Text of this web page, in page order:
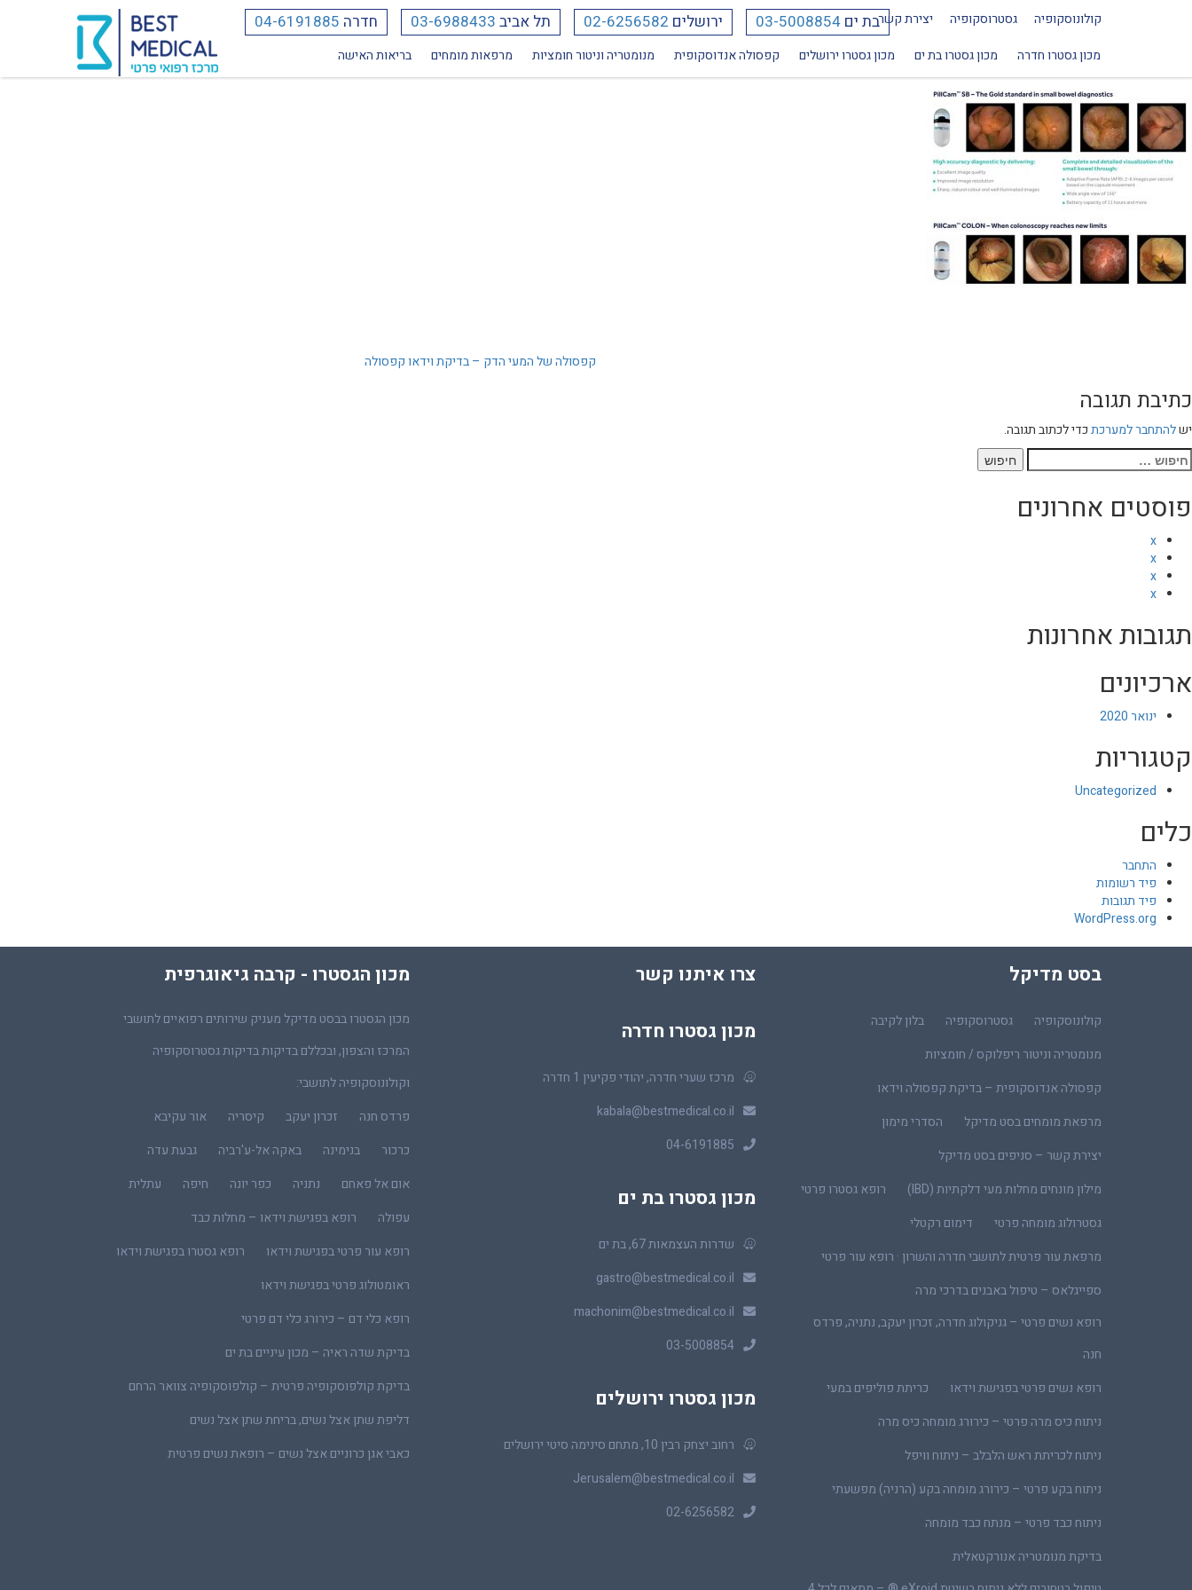
קולונוסקופיה גסטרוסקופיה יצירת קשר חדרה 04-6191885 תל אביב 03-6988433 ירושלים 02-6256582 בת ים 03-5008854
מכון גסטרו חדרה מכון גסטרו בת ים מכון גסטרו ירושלים קפסולה אנדוסקופית מנומטריה וניטור חומציות מרפאות מומחים בריאות האישה קפסולה למעי הדק בסט מדיקל מרכז רפואי פרטי
קפסולה של המעי הדק – בדיקת וידאו קפסולה
כתיבת תגובה
ישלהתחבר למערכתכדי לכתוב תגובה.
חיפוש:
פוסטים אחרונים
x
x
x
x
תגובות אחרונות
ארכיונים
ינואר 2020
קטגוריות
Uncategorized
כלים
התחבר
פיד רשומות
פיד תגובות
WordPress.org
מכון הגסטרו - קרבה גיאוגרפית
מכון הגסטרו בבסט מדיקל מעניק שירותים רפואיים לתושבי
המרכז והצפון, ובכללם בדיקות בדיקות גסטרוסקופיה
וקולונוסקופיה לתושבי:
פרדס חנה
זכרון יעקב קיסריה
אור עקיבא
כרכור
בנימינה באקה אל-ע'רביה
גבעת עדה
אום אל פאחם
נתניה כפר יונה חיפה
עתלית
עפולה
רופא בפגישת וידאו – מחלות כבד
רופא עור פרטי בפגישת וידאו
רופא גסטרו בפגישת וידאו
ראומטולוג פרטי בפגישת וידאו
רופא כלי דם – כירורג כלי דם פרטי
בדיקת שדה ראיה – מכון עיניים בת ים
בדיקת קולפוסקופיה פרטית – קולפוסקופיה צוואר הרחם
דליפת שתן אצל נשים, בריחת שתן אצל נשים
כאבי אגן כרוניים אצל נשים – רופאת נשים פרטית
צרו איתנו קשר
מכון גסטרו חדרה
מרכז שערי חדרה, יהודי פקיעין 1 חדרה
kabala@bestmedical.co.il
04-6191885
מכון גסטרו בת ים
שדרות העצמאות 67, בת ים
gastro@bestmedical.co.il
machonim@bestmedical.co.il
03-5008854
מכון גסטרו ירושלים
רחוב יצחק רבין 10, מתחם סינימה סיטי ירושלים
Jerusalem@bestmedical.co.il
02-6256582
בסט מדיקל
קולונוסקופיה גסטרוסקופיה
בלון לקיבה
מנומטריה וניטור ריפלוקס / חומציות
קפסולה אנדוסקופית – בדיקת קפסולה וידאו
מרפאת מומחים בסט מדיקל
הסדרי מימון
יצירת קשר – סניפים בסט מדיקל
מילון מונחים מחלות מעי דלקתיות (IBD)
רופא גסטרו פרטי
גסטרולוג מומחה פרטי
דימום רקטלי
מרפאת עור פרטית לתושבי חדרה והשרון · רופא עור פרטי
ספייגלאס – טיפול באבנים בדרכי מרה
רופא נשים פרטי – גניקולוג חדרה, זכרון יעקב, נתניה, פרדס
חנה
רופא נשים פרטי בפגישת וידאו
כריתת פוליפים במעי
ניתוח כיס מרה פרטי – כירורג מומחה כיס מרה
ניתוח לכריתת ראש הלבלב – ניתוח וויפל
ניתוח בקע פרטי – כירורג מומחה בקע (הרניה) מפשעתי
ניתוח כבד פרטי – מנתח כבד מומחה
בדיקת מנומטריה אנורקטאלית